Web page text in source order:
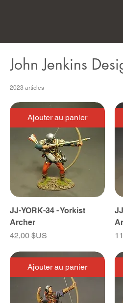
John Jenkins
2023 articles
Ajouter au panier
JJ-YORK-34 - Yorkist
Archer
Prix
42,00 $US
Ajouter au panier